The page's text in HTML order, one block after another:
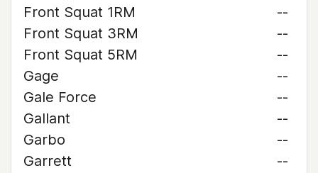
Front Squat 1RM
--
Front Squat 3RM
--
Front Squat 5RM
--
Gage
--
Gale Force
--
Gallant
--
Garbo
--
Garrett
--